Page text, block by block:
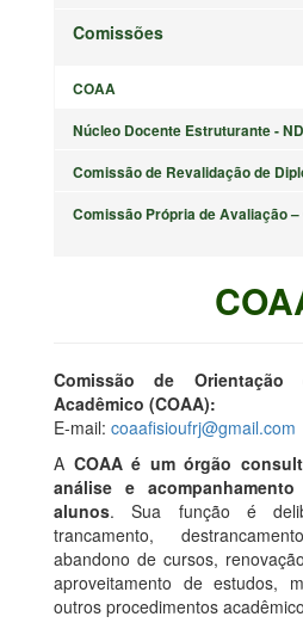
Comissões
COAA
Núcleo Docente Estruturante -
Comissão de Revalidação de
Comissão Própria de Avaliação –
Comissão de Orientação
Acadêmico (COAA):
E-mail: coaafisioufrj@gmail.com
A COAA é um órgão
análise e
alunos. Sua função é
trancamento,
abandono de cursos,
aproveitamento de estudos,
outros procedimentos